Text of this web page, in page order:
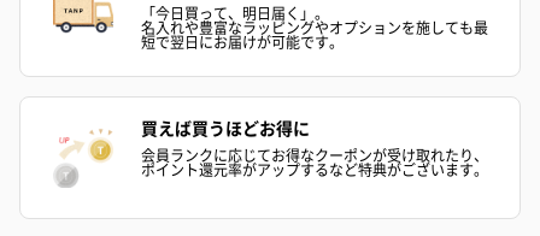
スイーツ
スイーツを同梱してお届けいたします。ギフトへの＋αにおすすめ
「今日買って、明日届く」。
名入れや豊富なラッピングやオプションを施しても最
短で翌日にお届けが可能です。
買えば買うほどお得に
会員ランクに応じてお得なクーポンが受け取れたり、
ポイント還元率がアップするなど特典がございます。